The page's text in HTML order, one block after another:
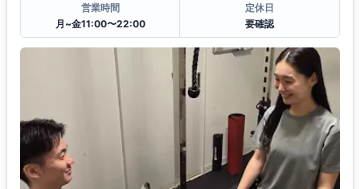
営業時間
月~金11:00〜22:00
定休日
要確認